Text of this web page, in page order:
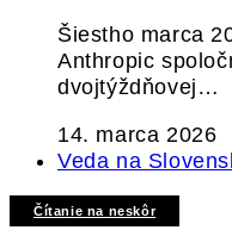
Šiestho marca
Anthropic
dvojtýždňovej…
14. marca 2026
Veda na
Čítanie na neskôr